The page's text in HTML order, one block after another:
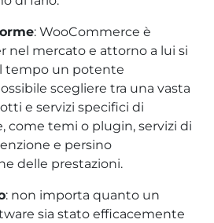
: WooCommerce è
nel mercato e attorno a lui si
tempo un potente
scegliere tra una vasta
e servizi specifici di
come temi o plugin, servizi di
e persino
delle prestazioni.
: non importa quanto un
sia stato efficacemente